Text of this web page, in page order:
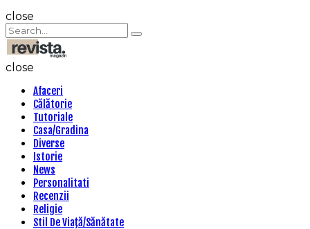
Search
close
Search
for:
Search
close
Afaceri
Călătorie
Tutoriale
Casa/Gradina
Diverse
Istorie
News
Personalitati
Recenzii
Religie
Stil De Viaţă/Sănătate